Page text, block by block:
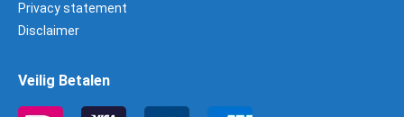
Privacy statement
Disclaimer
Veilig Betalen